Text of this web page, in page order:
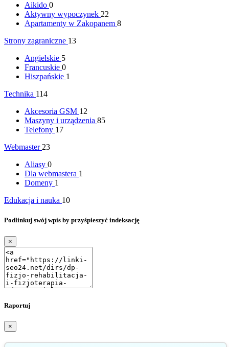
Aikido 0
Aktywny wypoczynek 22
Apartamenty w Zakopanem 8
Strony zagraniczne 13
Angielskie 5
Francuskie 0
Hiszpańskie 1
Technika 114
Akcesoria GSM 12
Maszyny i urządzenia 85
Telefony 17
Webmaster 23
Aliasy 0
Dla webmastera 1
Domeny 1
Edukacja i nauka 10
Podlinkuj swój wpis by przyśpieszyć indeksację
×
Raportuj
×